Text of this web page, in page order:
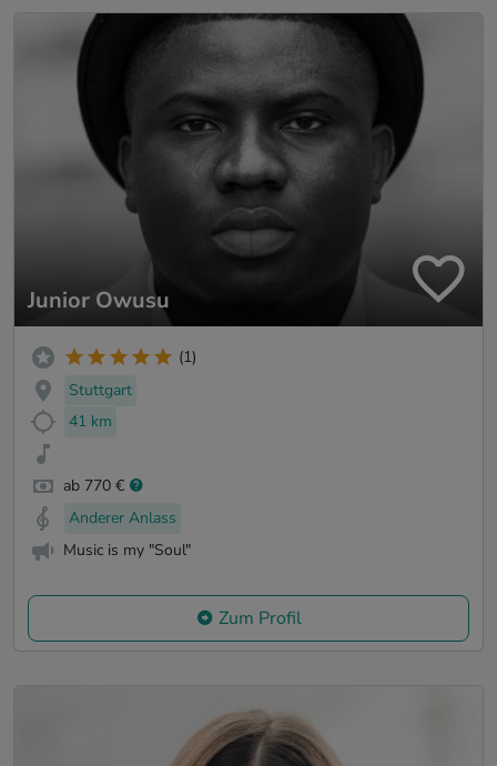
Junior Owusu
(1)
Stuttgart
41 km
ab 770 €
Anderer Anlass
Music is my "Soul"
Zum Profil